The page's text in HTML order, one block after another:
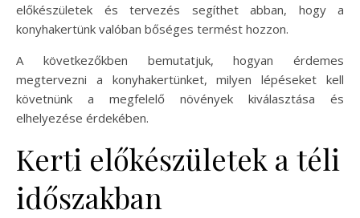
előkészületek és tervezés segíthet abban, hogy a
konyhakertünk valóban bőséges termést hozzon.
A következőkben bemutatjuk, hogyan érdemes
megtervezni a konyhakertünket, milyen lépéseket kell
követnünk a megfelelő növények kiválasztása és
elhelyezése érdekében.
Kerti előkészületek a téli
időszakban